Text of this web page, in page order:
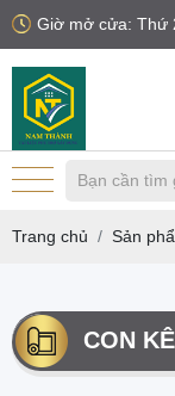
Giờ mở cửa: Thứ
Trang chủ Sản
CON